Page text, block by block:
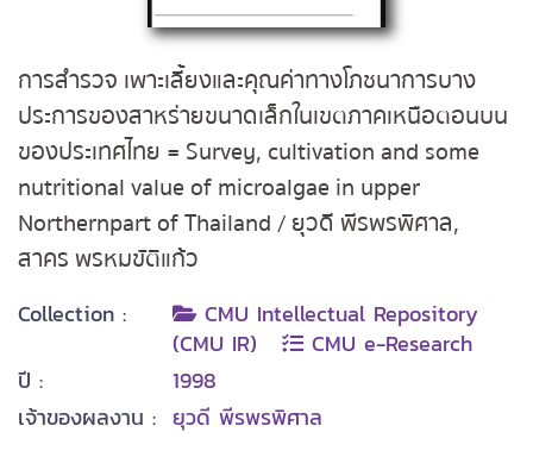
การสำรวจ เพาะเลี้ยงและคุณค่าทางโภชนาการบาง
ประการของสาหร่ายขนาดเล็กในเขตภาคเหนือตอนบน
ของประเทศไทย = Survey, cultivation and some
nutritional value of microalgae in upper
Northernpart of Thailand / ยุวดี พีรพรพิศาล,
สาคร พรหมขัติแก้ว
Collection :
CMU Intellectual Repository
(CMU IR)
CMU e-Research
ปี :
1998
เจ้าของผลงาน : ยุวดี พีรพรพิศาล